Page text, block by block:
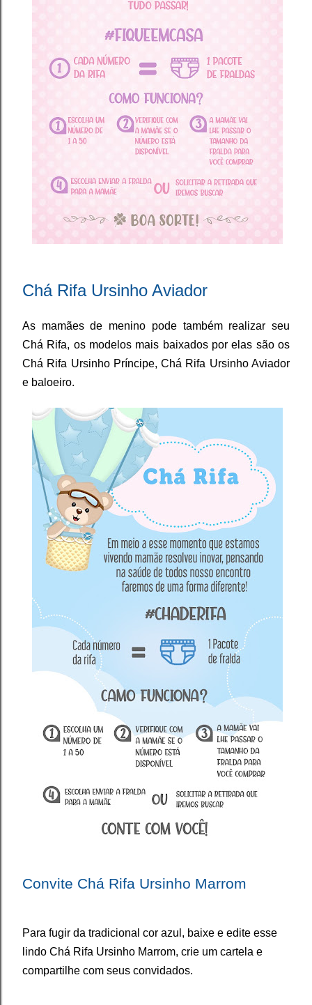
Chá Rifa Ursinho Aviador
As mamães de menino pode também realizar seu
Chá Rifa, os modelos mais baixados por elas são os
Chá Rifa Ursinho Príncipe, Chá Rifa Ursinho Aviador
e baloeiro.
Convite Chá Rifa Ursinho Marrom
Para fugir da tradicional cor azul, baixe e edite esse
lindo Chá Rifa Ursinho Marrom, crie um cartela e
compartilhe com seus convidados.